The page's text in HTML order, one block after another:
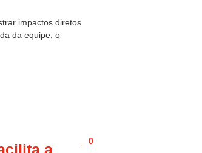
impactos diretos
da equipe, o
0
a